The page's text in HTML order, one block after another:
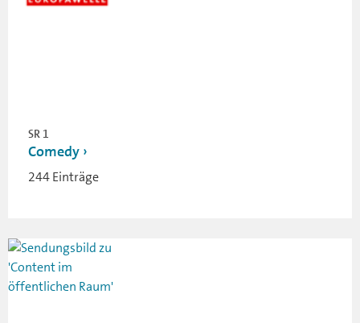
SR 1
Comedy
244 Einträge